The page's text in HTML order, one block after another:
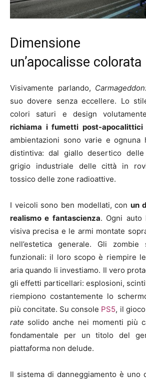
Dimensione
un’apocalisse colorata
Visivamente parlando,
suo dovere senza eccellere. Lo
colori saturi e design
richiama i fumetti post-apocalittici
ambientazioni sono varie e ognuna
distintiva: dal giallo desertico
grigio industriale delle città in
tossico delle zone radioattive.
I veicoli sono ben modellati, con un
realismo e fantascienza. Ogni auto
visiva precisa e le armi montate
nell’estetica generale. Gli
funzionali: il loro scopo è riempire
aria quando li investiamo. Il vero
gli effetti particellari: esplosioni,
riempiono costantemente lo
più concitate. Su console PS5, il
rate solido anche nei momenti più
fondamentale per un titolo del
piattaforma non delude.
Il sistema di danneggiamento è uno